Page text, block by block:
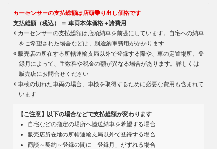
カーセンサーの支払総額は店頭乗り出し価格です
支払総額（税込） ＝ 車両本体価格＋諸費用
カーセンサーの支払総額は店頭納車を前提にしています。自宅への納車
をご希望された場合などは、別途納車費用がかかります
販売店の所在する所轄運輸支局以外で登録する際や、車の定置場所、登
録月によって、手数料や税金の額が異なる場合があります。詳しくは
販売店にお問合せください
車検の切れた車両の場合、車検を取得するために必要な費用も含まれて
います
【ご注意】以下の場合などで支払総額が変わります
自宅などの指定の場所へ陸送納車を希望する場合
販売店所在地の所轄運輸支局以外で登録する場合
商談～契約～登録の間に「登録月」がずれる場合